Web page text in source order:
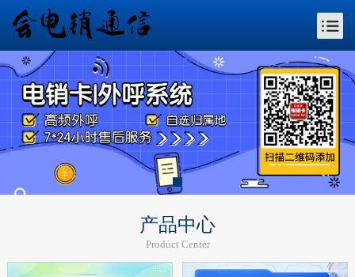
产品中心
Product Center